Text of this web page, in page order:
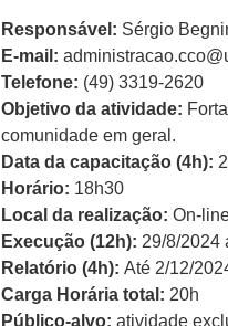
Responsável: Sérgio
E-mail:
Telefone: (49) 3319-2620
Objetivo da atividade:
comunidade em geral.
Data da capacitação (4h):
Horário: 18h30
Local da realização: On-
Execução (12h): 29/8/2024
Relatório (4h): Até 2/12/
Carga Horária total: 20h
Público-alvo: atividade